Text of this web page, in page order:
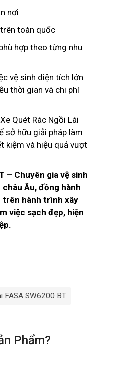
nơi
trên toàn quốc
hợp theo từng nhu
vệ sinh diện tích lớn
thời gian và chi phí
Quét Rác Ngồi Lái
sở hữu giải pháp làm
kiệm và hiệu quả vượt
– Chuyên gia vệ sinh
Âu, đồng hành
trên hành trình xây
việc sạch đẹp, hiện
FASA SW6200 BT
Phẩm?